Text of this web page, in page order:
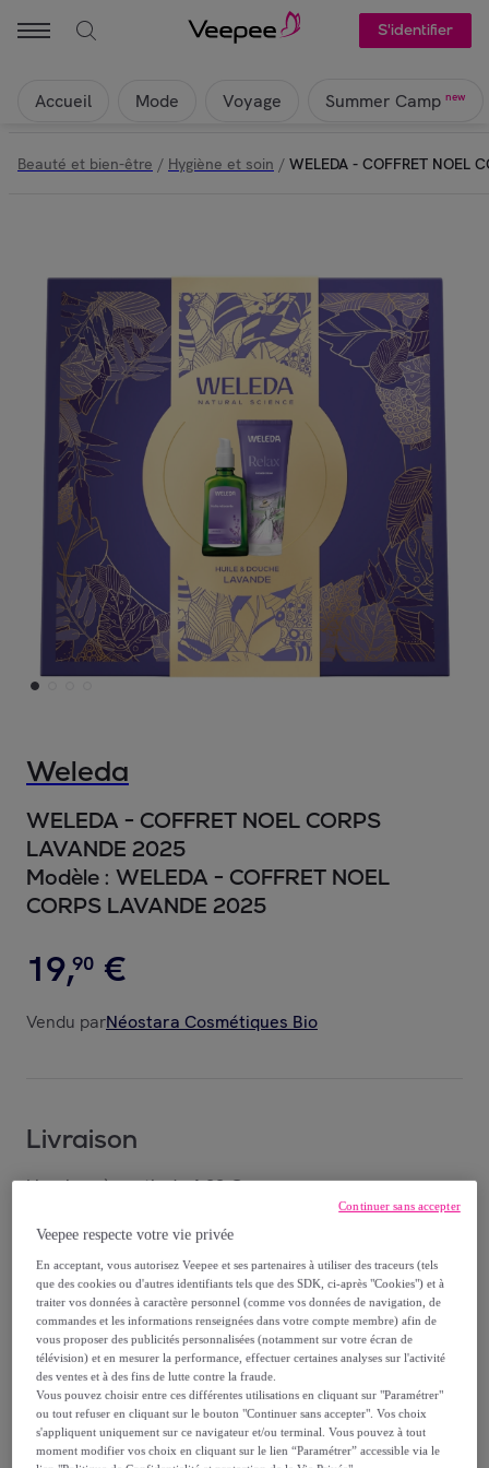
S'identifier
Accueil Mode Voyage Summer Camp new
Beauté et bien-être / Hygiène et soin / WELEDA - COFFRET NOEL
Weleda
WELEDA - COFFRET NOEL CORPS
LAVANDE 2025
Modèle : WELEDA - COFFRET NOEL
CORPS LAVANDE 2025
19,90 €
Vendu parNéostara Cosmétiques Bio
Livraison
Livraison à partir de6,98 €
Offerte par la marque dès 44,99 € d'achat
Livraison estimée: entre le12/08et le15/08
Comment ça marche ?
Veepee respecte votre vie privée
En acceptant, vous autorisez Veepee et ses partenaires à utiliser des traceurs (tels
que des cookies ou d'autres identifiants tels que des SDK, ci-après "Cookies") et à
traiter vos données à caractère personnel (comme vos données de navigation, de
commandes et les informations renseignées dans votre compte membre) afin de
vous proposer des publicités personnalisées (notamment sur votre écran de
télévision) et en mesurer la performance, effectuer certaines analyses sur l'activité
des ventes et à des fins de lutte contre la fraude.
Vous pouvez choisir entre ces différentes utilisations en cliquant sur "Paramétrer"
ou tout refuser en cliquant sur le bouton "Continuer sans accepter". Vos choix
s'appliquent uniquement sur ce navigateur et/ou terminal. Vous pouvez à tout
moment modifier vos choix en cliquant sur le lien “Paramétrer” accessible via le
Continuer sans accepter